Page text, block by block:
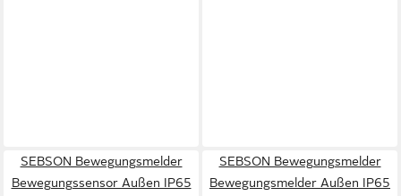
SEBSON Bewegungsmelder
Bewegungssensor Außen IP65
SEBSON Bewegungsmelder
Bewegungsmelder Außen IP65